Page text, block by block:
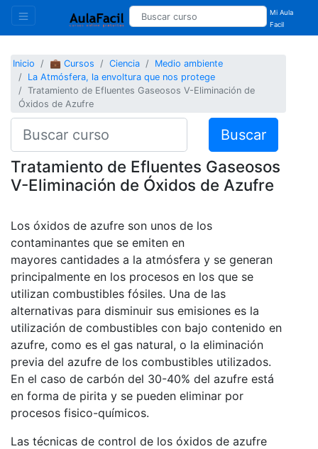
Mi Aula
Facil
Inicio 💼 Cursos Ciencia
Medio ambiente
La Atmósfera, la envoltura que nos protege
Tratamiento de Efluentes Gaseosos V-Eliminación de
Óxidos de Azufre
Buscar
Tratamiento de Efluentes Gaseosos
V-Eliminación de Óxidos de Azufre
Los óxidos de azufre son unos de los
contaminantes que se emiten en
mayores cantidades a la atmósfera y se generan
principalmente en los procesos en los que se
utilizan combustibles fósiles. Una de las
alternativas para disminuir sus emisiones es la
utilización de combustibles con bajo contenido en
azufre, como es el gas natural, o la eliminación
previa del azufre de los combustibles utilizados.
En el caso de carbón del 30-40% del azufre está
en forma de pirita y se pueden eliminar por
procesos fisico-químicos.
Las técnicas de control de los óxidos de azufre